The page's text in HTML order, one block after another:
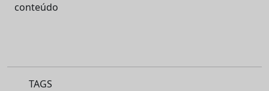
conteúdo
TAGS